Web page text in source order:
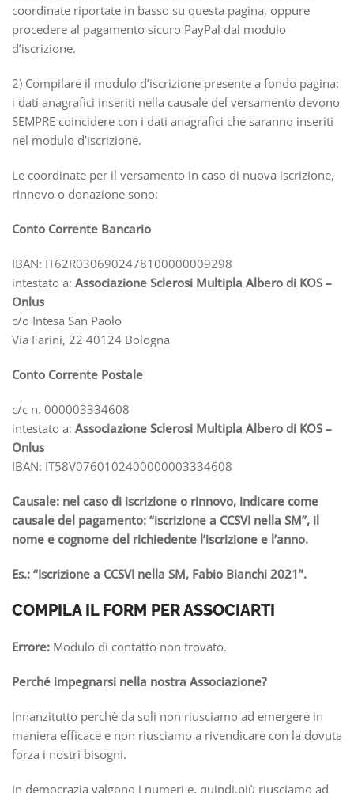
coordinate riportate in basso su questa pagina, oppure
procedere al pagamento sicuro PayPal dal modulo
d’iscrizione.
2) Compilare il modulo d’iscrizione presente a fondo pagina:
i dati anagrafici inseriti nella causale del versamento devono
SEMPRE coincidere con i dati anagrafici che saranno inseriti
nel modulo d’iscrizione.
Le coordinate per il versamento in caso di nuova iscrizione,
rinnovo o donazione sono:
Conto Corrente Bancario
IBAN: IT62R0306902478100000009298
intestato a: Associazione Sclerosi Multipla Albero di KOS –
Onlus
c/o Intesa San Paolo
Via Farini, 22 40124 Bologna
Conto Corrente Postale
c/c n. 000003334608
intestato a: Associazione Sclerosi Multipla Albero di KOS –
Onlus
IBAN: IT58V0760102400000003334608
Causale: nel caso di iscrizione o rinnovo, indicare come
causale del pagamento: “iscrizione a CCSVI nella SM”, il
nome e cognome del richiedente l’iscrizione e l’anno.
Es.: “Iscrizione a CCSVI nella SM, Fabio Bianchi 2021”.
COMPILA IL FORM PER ASSOCIARTI
Errore: Modulo di contatto non trovato.
Perché impegnarsi nella nostra Associazione?
Innanzitutto perchè da soli non riusciamo ad emergere in
maniera efficace e non riusciamo a rivendicare con la dovuta
forza i nostri bisogni.
In democrazia valgono i numeri e, quindi,più riusciamo ad